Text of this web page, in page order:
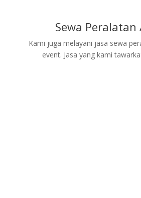
Sewa Peralatan
Kami juga melayani jasa sewa
event. Jasa yang kami